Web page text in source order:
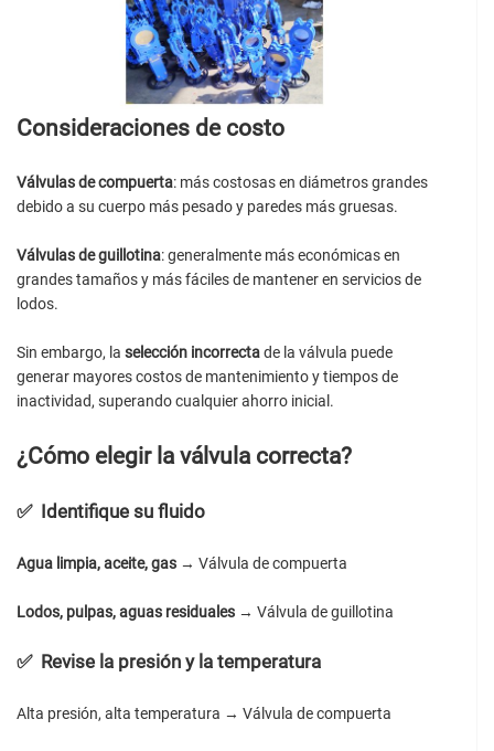
Consideraciones de costo
Válvulas de compuerta: más costosas en diámetros grandes
debido a su cuerpo más pesado y paredes más gruesas.
Válvulas de guillotina: generalmente más económicas en
grandes tamaños y más fáciles de mantener en servicios de
lodos.
Sin embargo, la selección incorrectade la válvula puede
generar mayores costos de mantenimiento y tiempos de
inactividad, superando cualquier ahorro inicial.
¿Cómo elegir la válvula correcta?
✅ Identifique su fluido
Agua limpia, aceite, gas → Válvula de compuerta
Lodos, pulpas, aguas residuales → Válvula de guillotina
✅ Revise la presión y la temperatura
Alta presión, alta temperatura → Válvula de compuerta